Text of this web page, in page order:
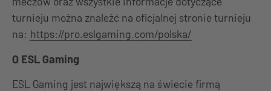
turnieju można znaleźć na oficjalnej stronie turnieju
na: https://pro.eslgaming.com/polska/
O ESL Gaming
ESL Gaming jest największą na świecie firmą